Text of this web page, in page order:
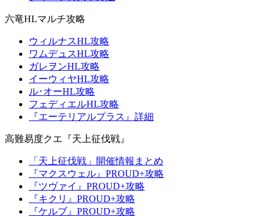
六竜HLマルチ攻略
ウィルナスHL攻略
ワムデュスHL攻略
ガレヲンHL攻略
イーウィヤHL攻略
ル･オーHL攻略
フェディエルHL攻略
『エーテリアルプラス』詳細
高難易度クエ『天上征伐戦』
「天上征伐戦」開催情報まとめ
『マクスウェル』PROUD+攻略
『ツヴァイ』PROUD+攻略
『キクリ』PROUD+攻略
『ケルブ』PROUD+攻略